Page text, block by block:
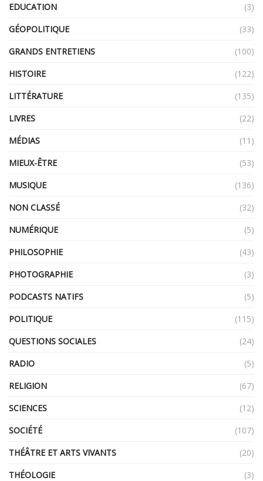
EDUCATION
(3)
GÉOPOLITIQUE
(33)
GRANDS ENTRETIENS
(100)
HISTOIRE
(122)
LITTÉRATURE
(135)
LIVRES
(22)
MÉDIAS
(11)
MIEUX-ÊTRE
(53)
MUSIQUE
(136)
NON CLASSÉ
(32)
NUMÉRIQUE
(5)
PHILOSOPHIE
(43)
PHOTOGRAPHIE
(3)
PODCASTS NATIFS
(5)
POLITIQUE
(115)
QUESTIONS SOCIALES
(24)
RADIO
(5)
RELIGION
(67)
SCIENCES
(12)
SOCIÉTÉ
(107)
THÉÂTRE ET ARTS VIVANTS
(20)
THÉOLOGIE
(3)